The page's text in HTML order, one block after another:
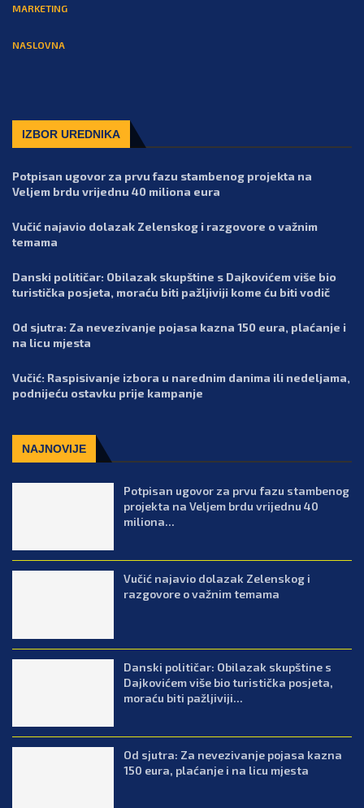
MARKETING
NASLOVNA
IZBOR UREDNIKA
Potpisan ugovor za prvu fazu stambenog projekta na
Veljem brdu vrijednu 40 miliona eura
Vučić najavio dolazak Zelenskog i razgovore o važnim
temama
Danski političar: Obilazak skupštine s Dajkovićem više bio
turistička posjeta, moraću biti pažljiviji kome ću biti vodič
Od sjutra: Za nevezivanje pojasa kazna 150 eura, plaćanje i
na licu mjesta
Vučić: Raspisivanje izbora u narednim danima ili nedeljama,
podnijeću ostavku prije kampanje
NAJNOVIJE
Potpisan ugovor za prvu fazu stambenog
projekta na Veljem brdu vrijednu 40
miliona...
Vučić najavio dolazak Zelenskog i
razgovore o važnim temama
Danski političar: Obilazak skupštine s
Dajkovićem više bio turistička posjeta,
moraću biti pažljiviji...
Od sjutra: Za nevezivanje pojasa kazna
150 eura, plaćanje i na licu mjesta